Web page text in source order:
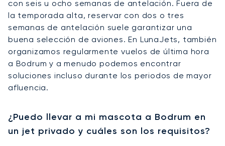
con seis u ocho semanas de antelación. Fuera de
la temporada alta, reservar con dos o tres
semanas de antelación suele garantizar una
buena selección de aviones. En LunaJets, también
organizamos regularmente vuelos de última hora
a Bodrum y a menudo podemos encontrar
soluciones incluso durante los periodos de mayor
afluencia.
¿Puedo llevar a mi mascota a Bodrum en
un jet privado y cuáles son los requisitos?